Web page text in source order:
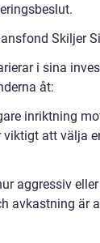
Skiljer
i sina
åt:
inriktning
viktigt att välja
aggressiv
avkastning är